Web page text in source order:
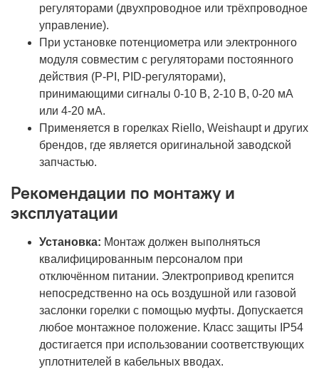
регуляторами (двухпроводное или трёхпроводное
управление).
При установке потенциометра или электронного
модуля совместим с регуляторами постоянного
действия (P-PI, PID-регуляторами),
принимающими сигналы 0-10 В, 2-10 В, 0-20 мА
или 4-20 мА.
Применяется в горелках Riello, Weishaupt и других
брендов, где является оригинальной заводской
запчастью.
Рекомендации по монтажу и
эксплуатации
Установка: Монтаж должен выполняться
квалифицированным персоналом при
отключённом питании. Электропривод крепится
непосредственно на ось воздушной или газовой
заслонки горелки с помощью муфты. Допускается
любое монтажное положение. Класс защиты IP54
достигается при использовании соответствующих
уплотнителей в кабельных вводах.